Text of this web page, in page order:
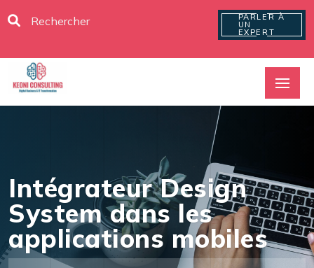
PARLER À
UN
EXPERT
Intégrateur Design
System dans les
applications mobiles